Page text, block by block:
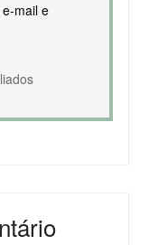
mail e